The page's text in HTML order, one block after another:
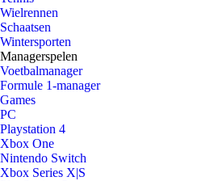
Wielrennen
Schaatsen
Wintersporten
Managerspelen
Voetbalmanager
Formule 1-manager
Games
PC
Playstation 4
Xbox One
Nintendo Switch
Xbox Series X|S